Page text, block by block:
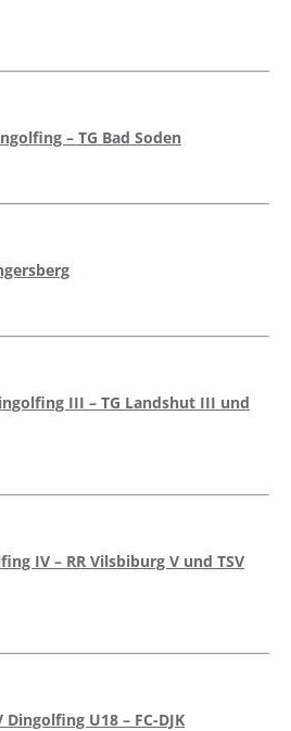
– TG Bad Soden
III – TG Landshut III und
IV – RR Vilsbiburg V und TSV
U18 – FC-DJK